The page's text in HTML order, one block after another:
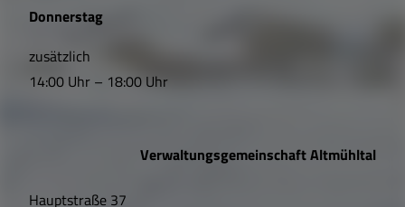
k
s
Donnerstag
zusätzlich
14:00 Uhr – 18:00 Uhr
Verwaltungsgemeinschaft Altmühltal
Hauptstraße 37